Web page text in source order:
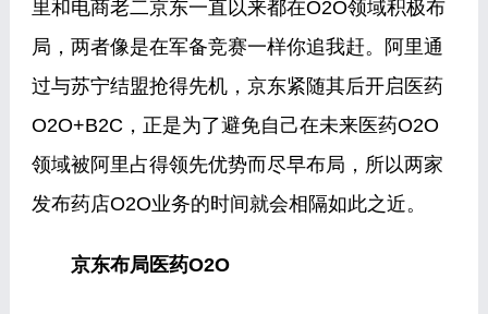
里和电商老二京东一直以来都在O2O领域积极布
局，两者像是在军备竞赛一样你追我赶。阿里通
过与苏宁结盟抢得先机，京东紧随其后开启医药
O2O+B2C，正是为了避免自己在未来医药O2O
领域被阿里占得领先优势而尽早布局，所以两家
发布药店O2O业务的时间就会相隔如此之近。
京东布局医药O2O